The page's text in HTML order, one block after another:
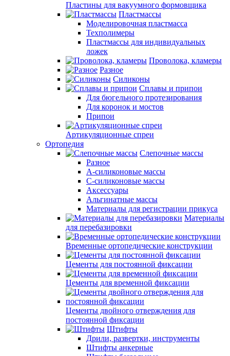
Пластины для вакуумного формовщика
Пластмассы
Моделировочная пластмасса
Техполимеры
Пластмассы для индивидуальных
ложек
Проволока, кламеры
Разное
Силиконы
Сплавы и припои
Для бюгельного протезирования
Для коронок и мостов
Припои
Артикуляционные спреи
Ортопедия
Слепочные массы
Разное
А-силиконовые массы
С-силиконовые массы
Аксессуары
Альгинатные массы
Материалы для регистрации прикуса
Материалы
для перебазировки
Временные ортопедические конструкции
Цементы для постоянной фиксации
Цементы для временной фиксации
Цементы двойного отверждения для
постоянной фиксации
Штифты
Дрили, развертки, инструменты
Штифты анкерные